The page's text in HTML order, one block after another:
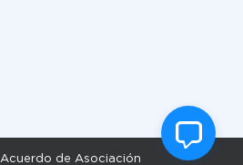
Acuerdo de Asociación